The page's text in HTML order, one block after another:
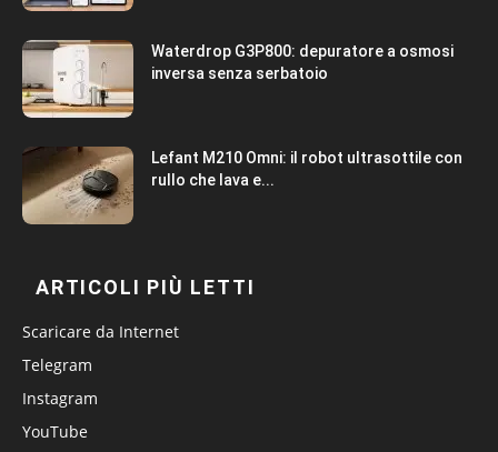
Waterdrop G3P800: depuratore a osmosi
inversa senza serbatoio
Lefant M210 Omni: il robot ultrasottile con
rullo che lava e...
ARTICOLI PIÙ LETTI
Scaricare da Internet
Telegram
Instagram
YouTube